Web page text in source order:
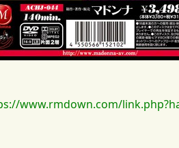
www.rmdown.com/